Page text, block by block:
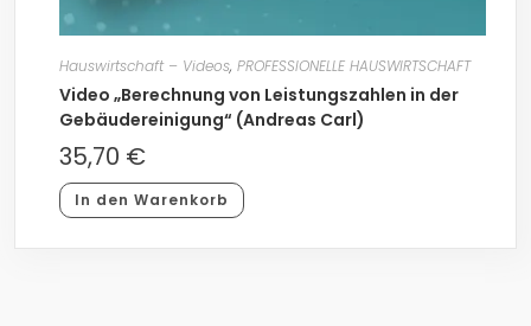
Hauswirtschaft – Videos, PROFESSIONELLE HAUSWIRTSCHAFT
Video „Berechnung von Leistungszahlen in der
Gebäudereinigung“ (Andreas Carl)
35,70 €
In den Warenkorb